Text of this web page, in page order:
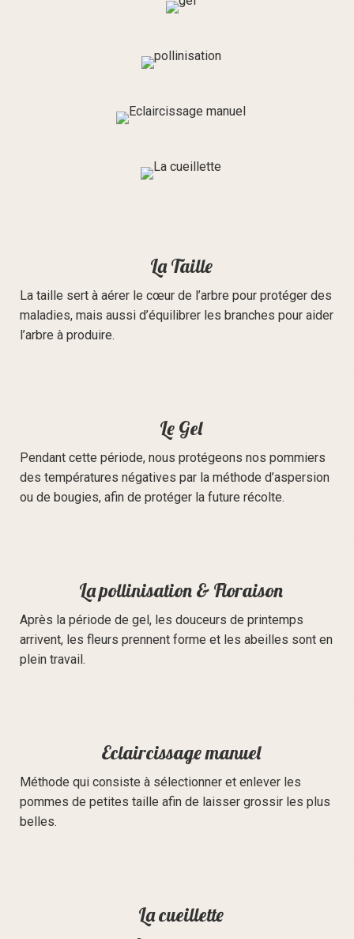
La Taille
La taille sert à aérer le cœur de l’arbre pour protéger des
maladies, mais aussi d’équilibrer les branches pour aider
l’arbre à produire.
Le Gel
Pendant cette période, nous protégeons nos pommiers
des températures négatives par la méthode d’aspersion
ou de bougies, afin de protéger la future récolte.
La pollinisation & Floraison
Après la période de gel, les douceurs de printemps
arrivent, les fleurs prennent forme et les abeilles sont en
plein travail.
Eclaircissage manuel
Méthode qui consiste à sélectionner et enlever les
pommes de petites taille afin de laisser grossir les plus
belles.
La cueillette